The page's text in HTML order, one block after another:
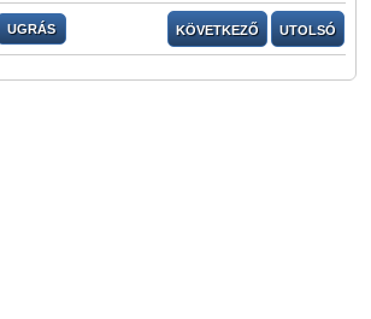
KÖVETKEZŐ UTOLSÓ